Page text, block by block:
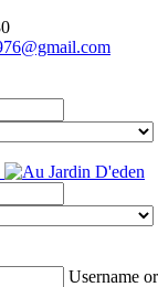
Username